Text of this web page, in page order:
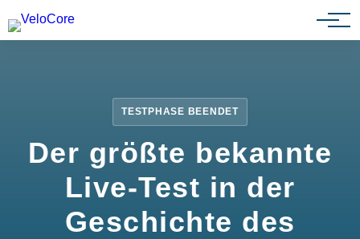
Partnerprogramm
TESTPHASE BEENDET
Der größte bekannte
Live-Test in der
Geschichte des